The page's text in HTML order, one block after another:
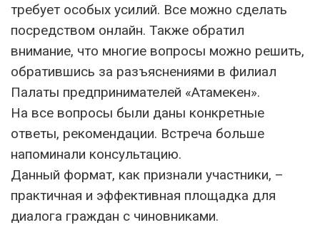
требует особых усилий. Все можно сделать
посредством онлайн. Также обратил
внимание, что многие вопросы можно решить,
обратившись за разъяснениями в филиал
Палаты предпринимателей «Атамекен».
На все вопросы были даны конкретные
ответы, рекомендации. Встреча больше
напоминали консультацию.
Данный формат, как признали участники, –
практичная и эффективная площадка для
диалога граждан с чиновниками.